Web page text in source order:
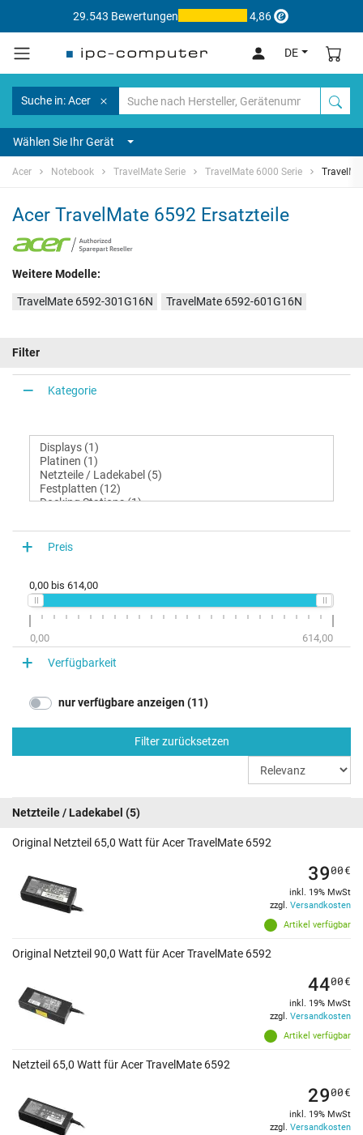
29.543 Bewertungen 4,86
DE
Suche in: Acer
Wählen Sie Ihr Gerät
Acer Notebook TravelMate Serie TravelMate 6000 Serie
Acer TravelMate 6592 Ersatzteile
Weitere Modelle:
TravelMate 6592-301G16N TravelMate 6592-601G16N
Filter
Kategorie
Preis
0,00 bis 614,00
0,00 614,00
Verfügbarkeit
nur verfügbare anzeigen (11)
Filter zurücksetzen
Netzteile / Ladekabel (5)
Original Netzteil 65,0 Watt für Acer TravelMate 6592
Artikel verfügbar
3900€
inkl. 19% MwSt
zzgl. Versandkosten
Original Netzteil 90,0 Watt für Acer TravelMate 6592
Artikel verfügbar
4400€
inkl. 19% MwSt
zzgl. Versandkosten
Netzteil 65,0 Watt für Acer TravelMate 6592
2900€
inkl. 19% MwSt
zzgl. Versandkosten